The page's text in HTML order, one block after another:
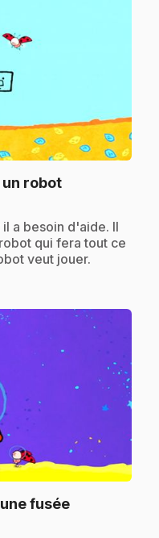
robot.
a besoin d'aide. Il
qui fera tout ce
veut jouer.
fusée.